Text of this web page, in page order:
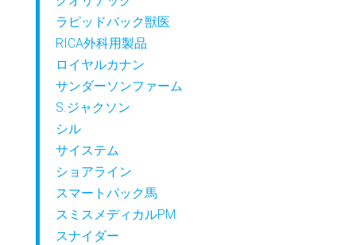
ラピッドバック獣医
RICA外科用製品
ロイヤルカナン
サンダーソンファーム
S.ジャクソン
シル
サイステム
ショアライン
スマートパック馬
スミスメディカルPM
スナイダー